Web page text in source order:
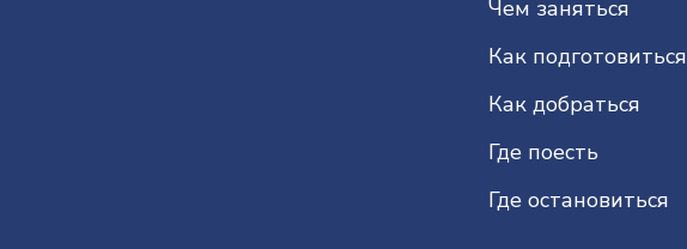
Чем заняться
Как подготовиться
Как добраться
Где поесть
Где остановиться